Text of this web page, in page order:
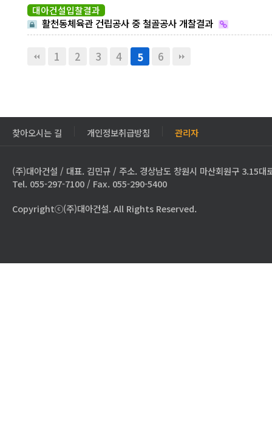
대아건설입찰결과
활천동체육관 건립공사 중 철골공사 개찰결과
1 2 3 4 5 6
찾아오시는 길 개인정보취급방침 관리자
(주)대아건설 / 대표. 김민규 / 주소. 경상남도 창원시 마산회원구 3.15대
Tel. 055-297-7100 / Fax. 055-290-5400
Copyrightⓒ(주)대아건설. All Rights Reserved.